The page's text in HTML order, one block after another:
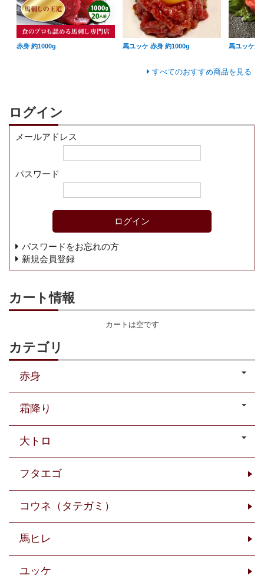
赤身 約1000g 馬ユッケ 赤身 約1000g 馬ユッケ上
すべてのおすすめ商品を見る
ログイン
メールアドレス
パスワード
ログイン
パスワードをお忘れの方
新規会員登録
カート情報
カートは空です
カテゴリ
赤身
霜降り
大トロ
フタエゴ
コウネ（タテガミ）
馬ヒレ
ユッケ